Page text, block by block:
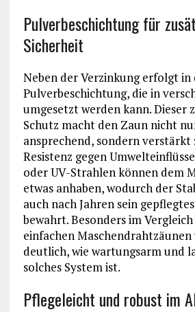
Pulverbeschichtung für
Sicherheit
Neben der Verzinkung erfolgt in
Pulverbeschichtung, die in
umgesetzt werden kann. Dieser
Schutz macht den Zaun nicht
ansprechend, sondern verstärkt
Resistenz gegen
oder UV-Strahlen können dem
etwas anhaben, wodurch der
auch nach Jahren sein
bewahrt. Besonders im
einfachen
deutlich, wie wartungsarm und
solches System ist.
Pflegeleicht und robust im